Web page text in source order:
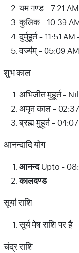
यम गण्ड - 7:21
कुलिक - 10:39
दुर्मुहूर्त - 11:51
वर्ज्यम् - 05:09
शुभ काल
अभिजीत मुहूर्त - Nil
अमृत काल - 02:37
ब्रह्म मुहूर्त -
आनन्दादि योग
आनन्दUpto -
कालदण्ड
सूर्या राशि
सूर्य मेष राशि पर है
चंद्र राशि